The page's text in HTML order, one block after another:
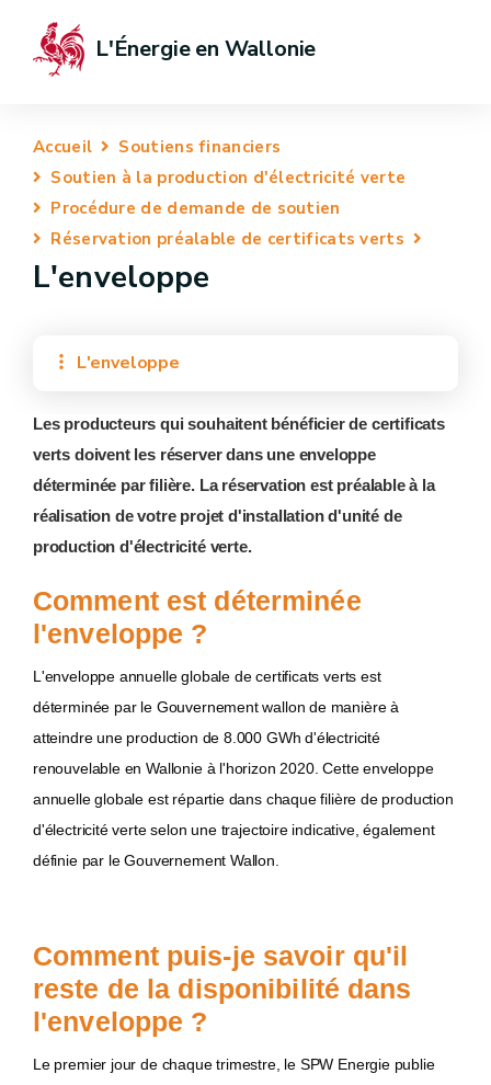
L'Énergie en Wallonie
Accueil
Soutiens financiers
Soutien à la production d'électricité verte
Procédure de demande de soutien
Réservation préalable de certificats verts
L'enveloppe
L'enveloppe
Les producteurs qui souhaitent bénéficier de certificats
verts doivent les réserver dans une enveloppe
déterminée par filière. La réservation est préalable à la
réalisation de votre projet d'installation d'unité de
production d'électricité verte.
Comment est déterminée
l'enveloppe ?
L'enveloppe annuelle globale de certificats verts est
déterminée par le Gouvernement wallon de manière à
atteindre une production de 8.000 GWh d'électricité
renouvelable en Wallonie à l'horizon 2020. Cette enveloppe
annuelle globale est répartie dans chaque filière de production
d'électricité verte selon une trajectoire indicative, également
définie par le Gouvernement Wallon.
Comment puis-je savoir qu'il
reste de la disponibilité dans
l'enveloppe ?
Le premier jour de chaque trimestre, le SPW Energie publie